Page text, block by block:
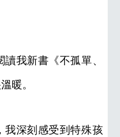
我新書《不孤單、
暖。
我深刻感受到特殊孩